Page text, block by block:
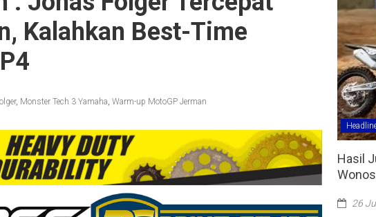
Kalahkan Best-Time
, Monster Tech 3 Yamaha, Warm-up MotoGP Jerman
Hasil
26